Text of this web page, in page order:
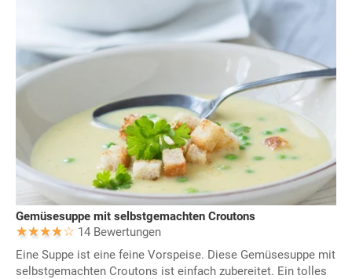
Gemüsesuppe mit selbstgemachten Croutons
14 Bewertungen
Eine Suppe ist eine feine Vorspeise. Diese Gemüsesuppe mit
selbstgemachten Croutons ist einfach zubereitet. Ein tolles